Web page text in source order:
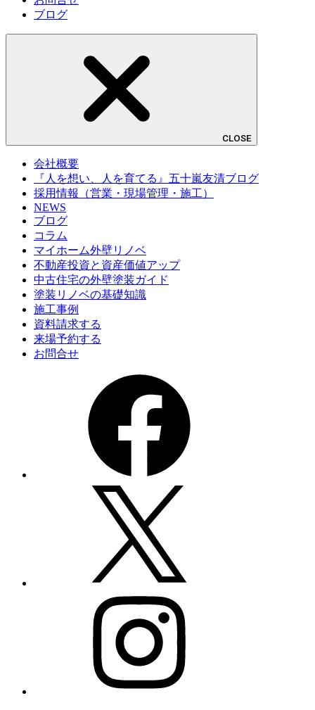
ブログ
CLOSE
会社概要
『人を想い、人を育てる』五十嵐友清ブログ
採用情報（営業・現場管理・施工）
NEWS
ブログ
コラム
マイホーム外壁リノベ
不動産投資と資産価値アップ
中古住宅の外壁塗装ガイド
塗装リノベの基礎知識
施工事例
資料請求する
来場予約する
お問合せ